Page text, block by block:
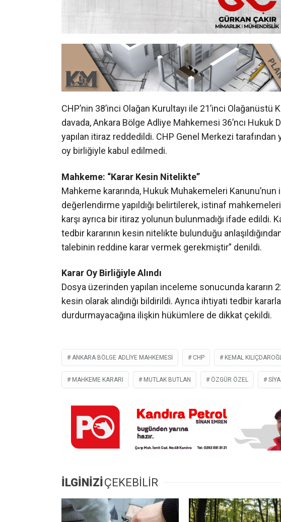
CHP’nin 38’inci Olağan Kurultayı ile 21’inci Olağanüstü
davada, Ankara Bölge Adliye Mahkemesi 36’ncı Hukuk
yapılan itiraz reddedildi. CHP Genel Merkezi tarafından
oy birliğiyle kabul edilmedi.
Mahkeme: “Karar Kesin Nitelikte”
Mahkeme kararında, Hukuk Muhakemeleri
değerlendirme yapıldığı belirtilerek, istinaf
karşı ayrıca bir itiraz yolunun bulunmadığı ifade edildi.
tedbir kararının kesin nitelikte bulunduğu
talebinin reddine karar vermek gerekmiştir” denildi.
Karar Oy Birliğiyle Alındı
Dosya üzerinden yapılan inceleme sonucunda kararın
kesin olarak alındığı bildirildi. Ayrıca ihtiyati tedbir
durdurmayacağına ilişkin hükümlere de dikkat çekildi.
ANKARA BÖLGE ADLIYE MAHKEMESI CHP KEMAL
MAHKEME KARARI MUTLAK BUTLAN ÖZGÜR ÖZEL
İLGİNİZİÇEKEBİLİR